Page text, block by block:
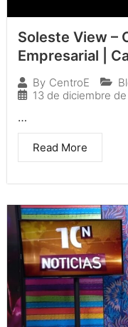
Soleste View –
Empresarial |
By CentroE
13 de diciembre
…
Read More